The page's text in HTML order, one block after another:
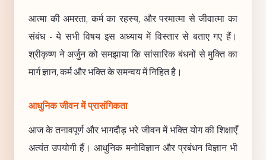
आत्मा की अमरता, कर्म का रहस्य, और परमात्मा से जीवात्मा का
संबंध - ये सभी विषय इस अध्याय में विस्तार से बताए गए हैं।
श्रीकृष्ण ने अर्जुन को समझाया कि सांसारिक बंधनों से मुक्ति का
मार्ग ज्ञान, कर्म और भक्ति के समन्वय में निहित है।
आधुनिक जीवन में प्रासंगिकता
आज के तनावपूर्ण और भागदौड़ भरे जीवन में भक्ति योग की शिक्षाएँ
अत्यंत उपयोगी हैं। आधुनिक मनोविज्ञान और प्रबंधन विज्ञान भी